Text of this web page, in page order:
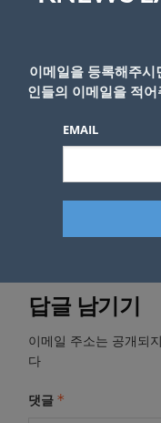
관련기사공포의
총격 8명 사망,
답글 남기기
이메일 주소는 공개되
다
댓글 *
이메일을 등록해주
인들의 이메일을 적
EMAIL